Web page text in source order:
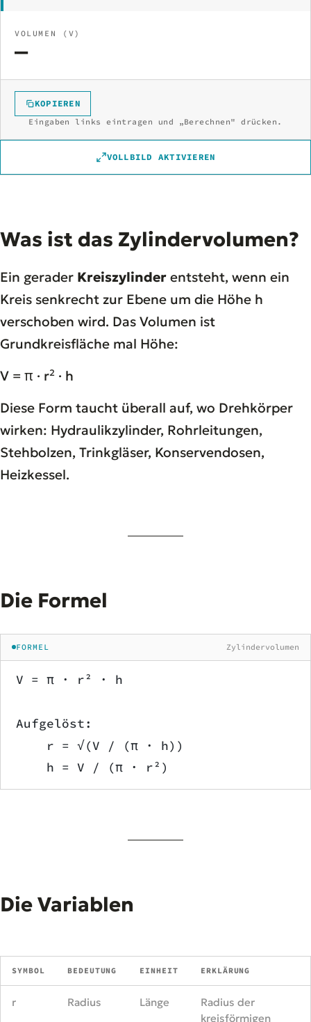
VOLUMEN (V)
—
KOPIEREN
Eingaben links eintragen und „Berechnen" drücken.
VOLLBILD AKTIVIEREN
Was ist das Zylindervolumen?
Ein gerader Kreiszylinder entsteht, wenn ein
Kreis senkrecht zur Ebene um die Höhe h
verschoben wird. Das Volumen ist
Grundkreisfläche mal Höhe:
V = π · r² · h
Diese Form taucht überall auf, wo Drehkörper
wirken: Hydraulikzylinder, Rohrleitungen,
Stehbolzen, Trinkgläser, Konservendosen,
Heizkessel.
Die Formel
FORMEL Zylindervolumen
V = π · r² · h
Aufgelöst:
    r = √(V / (π · h))
    h = V / (π · r²)
Die Variablen
SYMBOL BEDEUTUNG EINHEIT ERKLÄRUNG
r Radius Länge
Radius der
kreisförmigen